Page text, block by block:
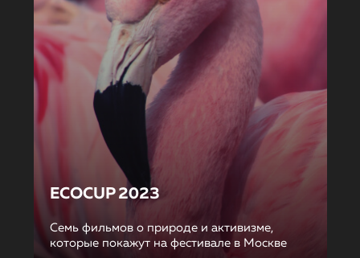
ECOCUP 2023
Семь фильмов о природе и активизме,
которые покажут на фестивале в Москве